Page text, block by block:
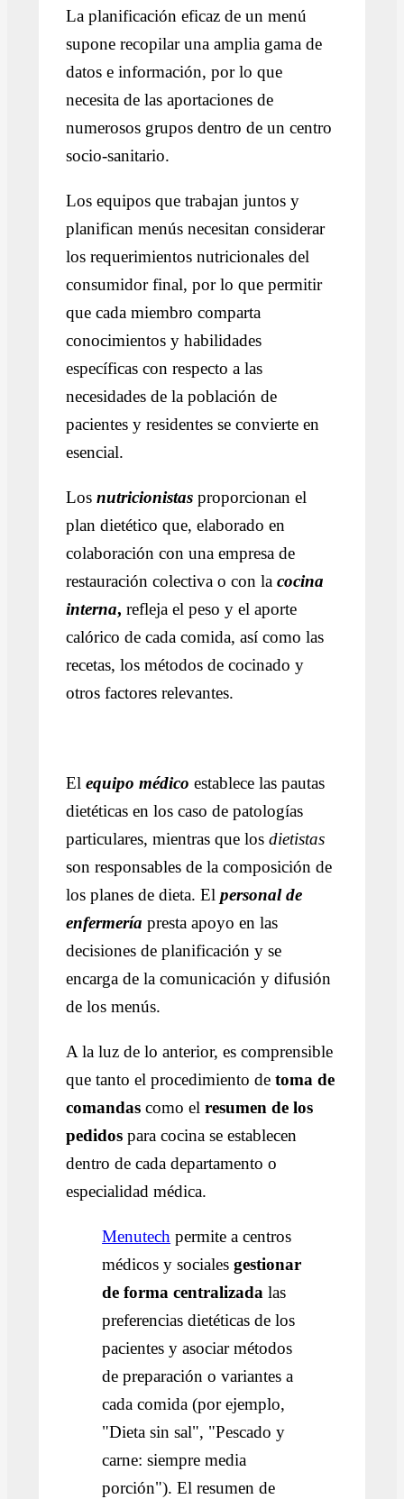
La planificación eficaz de un menú
supone recopilar una amplia gama de
datos e información, por lo que
necesita de las aportaciones de
numerosos grupos dentro de un centro
socio-sanitario.
Los equipos que trabajan juntos y
planifican menús necesitan considerar
los requerimientos nutricionales del
consumidor final, por lo que permitir
que cada miembro comparta
conocimientos y habilidades
específicas con respecto a las
necesidades de la población de
pacientes y residentes se convierte en
esencial.
Losnutricionistas proporcionan el
plan dietético que, elaborado en
colaboración con una empresa de
restauración colectiva o con lacocina
interna, refleja el peso y el aporte
calórico de cada comida, así como las
recetas, los métodos de cocinado y
otros factores relevantes.
Elequipo médico establece las pautas
dietéticas en los caso de patologías
particulares, mientras que losdietistas
son responsables de la composición de
los planes de dieta. Elpersonal de
enfermería presta apoyo en las
decisiones de planificación y se
encarga de la comunicación y difusión
de los menús.
A la luz de lo anterior, es comprensible
que tanto el procedimiento detoma de
comandas como elresumen de los
pedidos para cocina se establecen
dentro de cada departamento o
especialidad médica.
Menutech permite a centros
médicos y socialesgestionar
de forma centralizada las
preferencias dietéticas de los
pacientes y asociar métodos
de preparación o variantes a
cada comida (por ejemplo,
"Dieta sin sal", "Pescado y
carne: siempre media
porción").El resumen de